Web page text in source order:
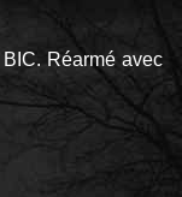
BIC. Réarmé avec